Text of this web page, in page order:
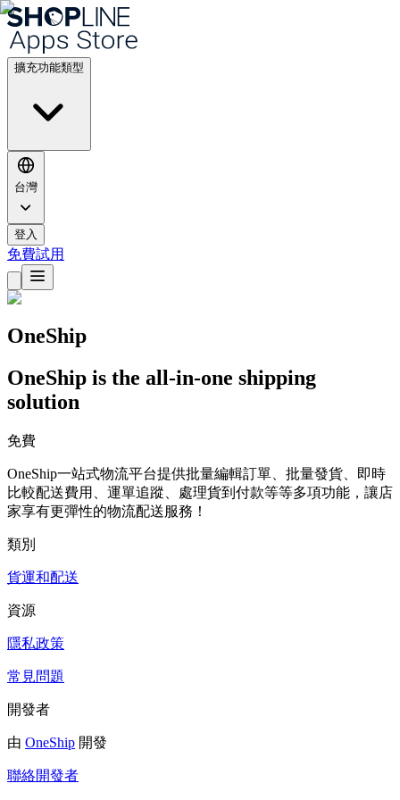
擴充功能類型
台灣
登入
免費試用
OneShip
OneShip is the all-in-one shipping
solution
免費
OneShip一站式物流平台提供批量編輯訂單、批量發貨、即時
比較配送費用、運單追蹤、處理貨到付款等等多項功能，讓店
家享有更彈性的物流配送服務！
類別
貨運和配送
資源
隱私政策
常見問題
開發者
由 OneShip 開發
聯絡開發者